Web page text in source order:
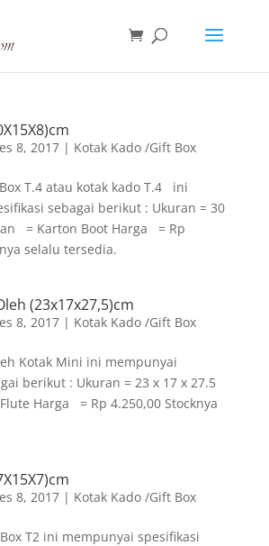
8, 2017| Kotak Kado /Gift Box
T.4 atau kotak kado T.4 ini
sebagai berikut : Ukuran = 30
= Karton Boot Harga = Rp
selalu tersedia.
(23x17x27,5)cm
8, 2017| Kotak Kado /Gift Box
Kotak Mini ini mempunyai
berikut : Ukuran = 23 x 17 x 27.5
Harga = Rp 4.250,00 Stocknya
8, 2017| Kotak Kado /Gift Box
T2 ini mempunyai spesifikasi